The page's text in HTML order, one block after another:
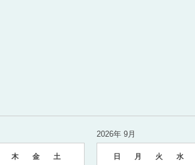
木 金 土
2026年 9月
日 月 火 水